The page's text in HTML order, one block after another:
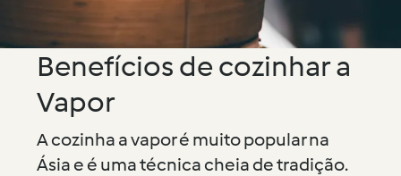
Benefícios de cozinhar a
Vapor
A cozinha a vapor é muito popular na
Ásia e é uma técnica cheia de tradição.